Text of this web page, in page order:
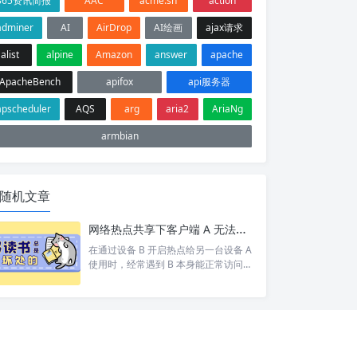
AI AirDrop AI绘画
ajax请求
alist
alpine Amazon answer
apache
apifox
api服务器
AQS arg aria2
AriaNg
armbian
随机文章
网络热点共享下客户端 A 无法访问目标设备 C 排查
在通过设备 B 开启热点给另一台设备 A
使用时，经常遇到 B 本身能正常访问网